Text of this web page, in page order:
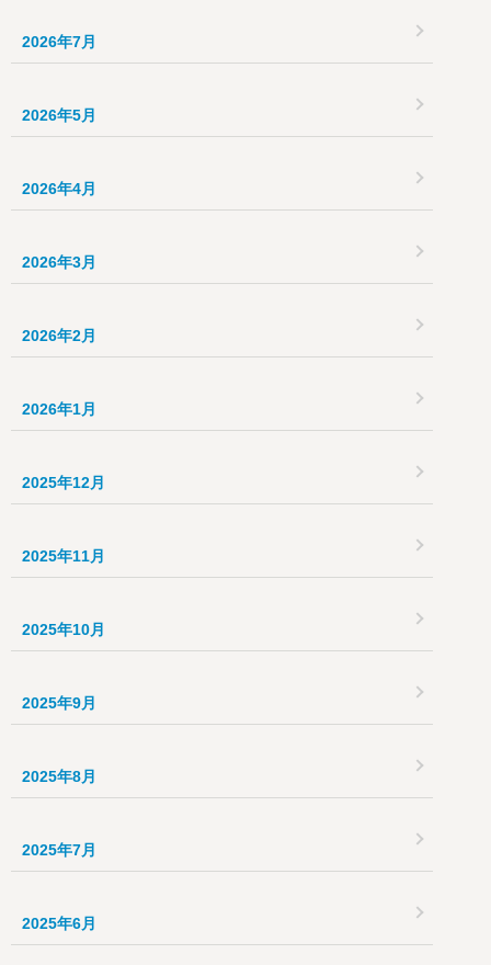
2026年7月
2026年5月
2026年4月
2026年3月
2026年2月
2026年1月
2025年12月
2025年11月
2025年10月
2025年9月
2025年8月
2025年7月
2025年6月